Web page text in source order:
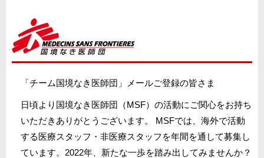
「チーム国境なき医師団」メールご登録の皆さま
日頃より国境なき医師団（MSF）の活動にご関心をお持ち
いただきありがとうございます。 MSFでは、海外で活動
する医療スタッフ・非医療スタッフを年間を通して募集し
ています。2022年、新たな一歩を踏み出してみませんか？